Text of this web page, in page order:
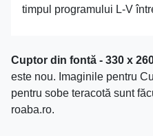
timpul programului L-V
Cuptor din fontă - 330 x
este nou. Imaginile pentru
pentru sobe teracotă sunt
roaba.ro.